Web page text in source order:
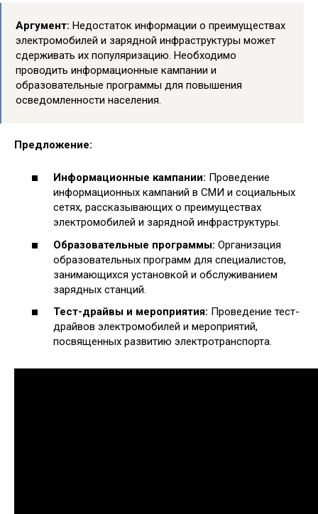
Аргумент: Недостаток информации о преимуществах
электромобилей и зарядной инфраструктуры может
сдерживать их популяризацию. Необходимо
проводить информационные кампании и
образовательные программы для повышения
осведомленности населения.
Предложение:
Информационные кампании: Проведение
информационных кампаний в СМИ и социальных
сетях, рассказывающих о преимуществах
электромобилей и зарядной инфраструктуры.
Образовательные программы: Организация
образовательных программ для специалистов,
занимающихся установкой и обслуживанием
зарядных станций.
Тест-драйвы и мероприятия: Проведение тест-
драйвов электромобилей и мероприятий,
посвященных развитию электротранспорта.